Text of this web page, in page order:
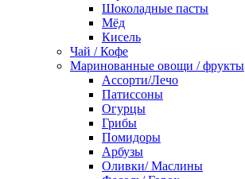
Шоколадные пасты
Мёд
Кисель
Чай / Кофе
Маринованные овощи / фрукты
Ассорти/Лечо
Патиссоны
Огурцы
Грибы
Помидоры
Арбузы
Оливки/ Маслины